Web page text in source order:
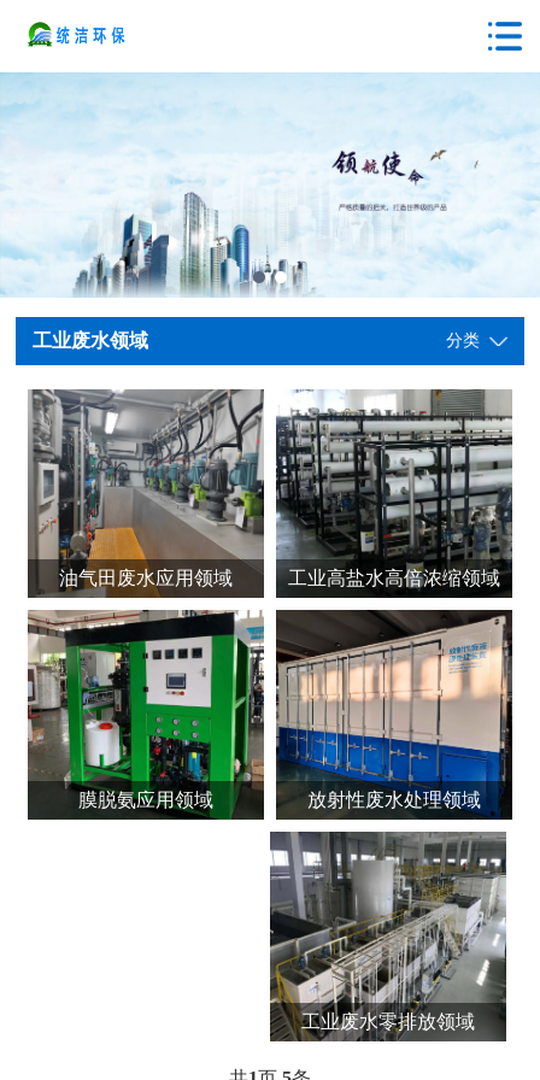
工业废水领域 分类
油气田废水应用领域 工业高盐水高倍浓缩领域
膜脱氨应用领域 放射性废水处理领域
工业废水零排放领域